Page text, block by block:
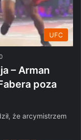
UFC
– Arman
poza
że arcymistrzem